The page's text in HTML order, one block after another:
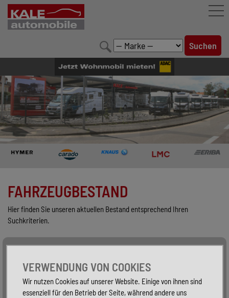
FAHRZEUGBESTAND
LEISTUNGEN
KONFIGURATOR
MARKENWELT
UNTERNEHMEN
FAHRZEUGBESTAND
Hier finden Sie unseren aktuellen Bestand entsprechend Ihren
Suchkriterien.
Alle Fahrzeuge
VERWENDUNG VON COOKIES
Wir nutzen Cookies auf unserer Website. Einige von ihnen sind
essenziell für den Betrieb der Seite, während andere uns